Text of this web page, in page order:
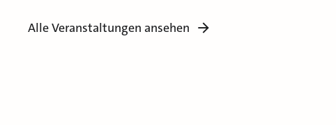
Alle Veranstaltungen ansehen